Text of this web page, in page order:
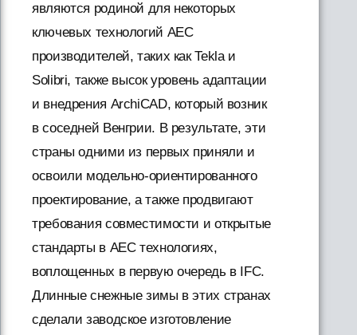
являются родиной для некоторых
ключевых технологий AEC
производителей, таких как Tekla и
Solibri, также высок уровень адаптации
и внедрения ArchiCAD, который возник
в соседней Венгрии. В результате, эти
страны одними из первых приняли и
освоили модельно-ориентированного
проектирование, а также продвигают
требования совместимости и открытые
стандарты в AEC технологиях,
воплощенных в первую очередь в IFC.
Длинные снежные зимы в этих странах
сделали заводское изготовление